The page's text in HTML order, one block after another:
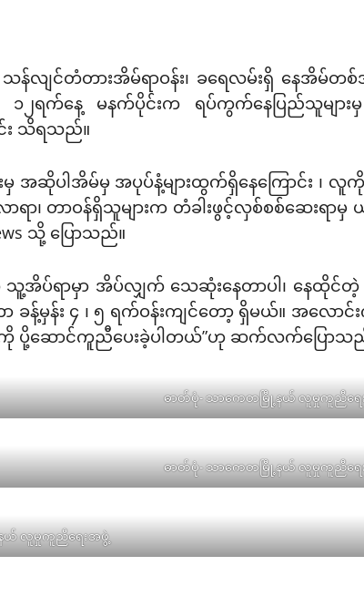
န်လျင်တံတားအိမ်ရာဝန်း၊ ခရေလမ်းရှိ နေအိ
၁၂ရက်နေ့ မနက်ပိုင်းက ရပ်ကွက်နေပြည်သူမျ
း သိရသည်။
အဆိုပါအိမ်မှ အပုပ်နံ့များထွက်ရှိနေကြောင်း ၊ လူ
ာရာ၊ တာဝန်ရှိသူများက တံခါးဖွင့်လှစ်စစ်ဆေး
သို့ ပြောသည်။
သူ့အိပ်ရာမှာ အိပ်လျှက် သေဆုံးနေတာပါ၊ နေထို
မှန်း ၄ ၊ ၅ ရက်ဝန်းကျင်တော့ ရှိမယ်။ အလေ
ကို ပို့ဆောင်ကူညီပေးခဲ့ပါတယ်”ဟု ဆက်လက်ပြောသ
ဓာတ်ပုံ- သာကေတမြီု့နယ် လူမှုကူညီရေ
ဓာတ်ပုံ- သာကေတမြီု့နယ် လူမှုကူညီရေ
ယ် လူမှုကူညီရေးအဖွဲ့